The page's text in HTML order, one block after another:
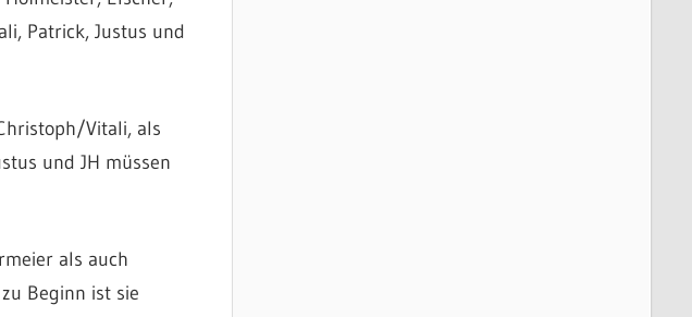
Patrick, Justus und
Vitali, als
und JH müssen
als auch
Beginn ist sie